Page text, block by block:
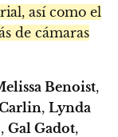
así como el
de cámaras
Benoist,
, Lynda
, Gal Gadot,